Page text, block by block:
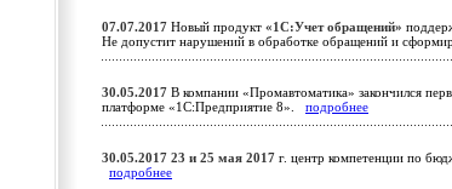
07.07.2017 Новый продукт «1С:Учет обращений»
Не допустит нарушений в обработке обращений и
30.05.2017 В компании «Промавтоматика» закончился
платформе «1С:Предприятие 8». подробнее
30.05.2017 23 и 25 мая 2017 г. центр компетенции по
подробнее